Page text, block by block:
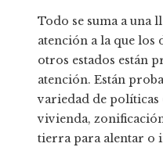
Todo se suma a una
atención a la que los
otros estados están
atención. Están
variedad de
vivienda,
tierra para alentar o